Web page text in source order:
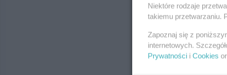
Niektóre rodzaje
takiemu przetwarzaniu.
Zapoznaj się z
internetowych.
Prywatności i Cookies